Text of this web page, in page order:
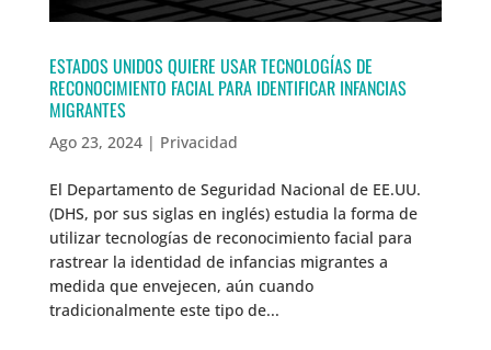
ESTADOS UNIDOS QUIERE USAR TECNOLOGÍAS DE
RECONOCIMIENTO FACIAL PARA IDENTIFICAR INFANCIAS
MIGRANTES
Ago 23, 2024| Privacidad
El Departamento de Seguridad Nacional de EE.UU.
(DHS, por sus siglas en inglés) estudia la forma de
utilizar tecnologías de reconocimiento facial para
rastrear la identidad de infancias migrantes a
medida que envejecen, aún cuando
tradicionalmente este tipo de...